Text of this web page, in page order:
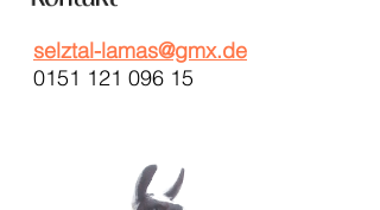
selztal-lamas@gmx.de
0151 121 096 15